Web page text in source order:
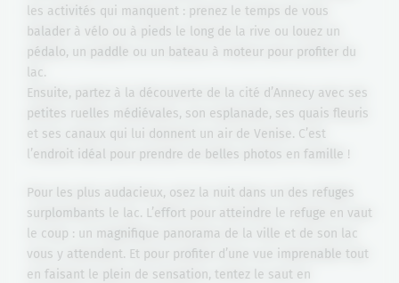
les activités qui manquent : prenez le temps de vous
balader à vélo ou à pieds le long de la rive ou louez un
pédalo, un paddle ou un bateau à moteur pour profiter du
lac.
Ensuite, partez à la découverte de la cité d’Annecy avec ses
petites ruelles médiévales, son esplanade, ses quais fleuris
et ses canaux qui lui donnent un air de Venise. C’est
l’endroit idéal pour prendre de belles photos en famille !
Pour les plus audacieux, osez la nuit dans un des refuges
surplombants le lac. L’effort pour atteindre le refuge en vaut
le coup : un magnifique panorama de la ville et de son lac
vous y attendent. Et pour profiter d’une vue imprenable tout
en faisant le plein de sensation, tentez le saut en